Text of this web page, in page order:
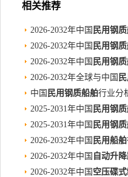
相关推荐
2026-2032年中国 民用钢
2026-2032年中国 民用钢
2026-2032年中国 民用钢
2026-2032年全球与中国
中国 民用钢质船舶行业分
2025-2031年中国 民用钢
2025-2031年中国 民用钢
2026-2032年中国 民用船舶
2026-2032年中国 自动升
2026-2032年中国 空压碟